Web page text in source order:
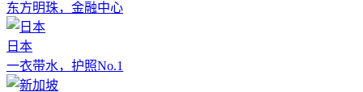
东方明珠，金融中心
日本
一衣带水，护照No.1